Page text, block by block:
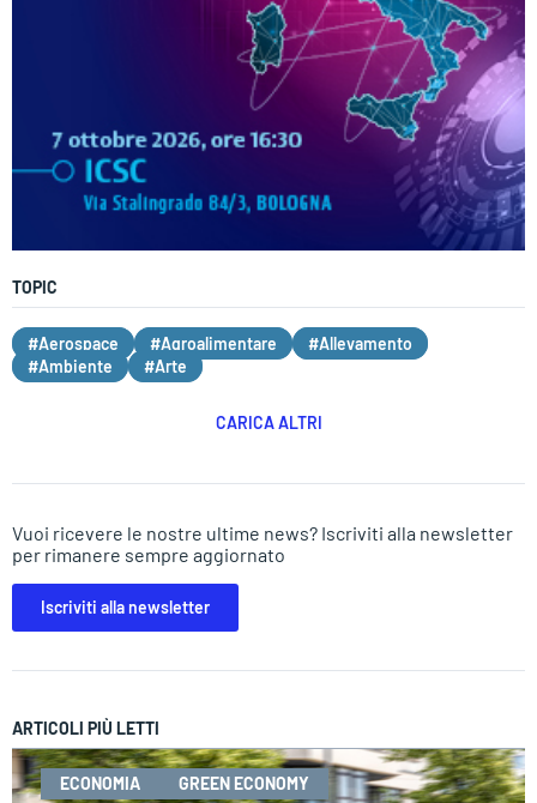
TOPIC
#Aerospace #Agroalimentare
#Allevamento
#Ambiente
#Arte
CARICA ALTRI
Vuoi ricevere le nostre ultime news? Iscriviti alla newsletter
per rimanere sempre aggiornato
Iscriviti alla newsletter
ARTICOLI PIÙ LETTI
ECONOMIA GREEN ECONOMY